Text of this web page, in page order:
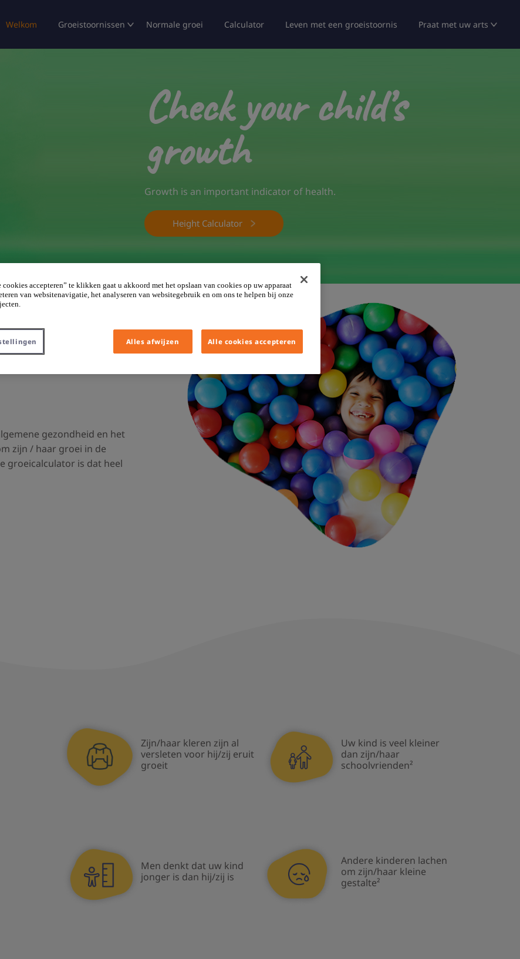
Welkom Groeistoornissen Normale groei Calculator Leven met een groeistoornis Praat met uw arts
Check your child’s
growth
Growth is an important indicator of health.
Height Calculator
gezondheid en het
zijn / haar groei in de
groeicalculator is dat heel
Zijn/haar kleren zijn al
versleten voor hij/zij eruit
groeit
Uw kind is veel kleiner
dan zijn/haar
schoolvrienden²
Men denkt dat uw kind
jonger is dan hij/zij is
Andere kinderen lachen
om zijn/haar kleine
gestalte²
accepteren” te klikken gaat u akkoord met het opslaan van cookies op uw apparaat
van websitenavigatie, het analyseren van websitegebruik en om ons te helpen bij onze
Alles afwijzen Alle cookies accepteren